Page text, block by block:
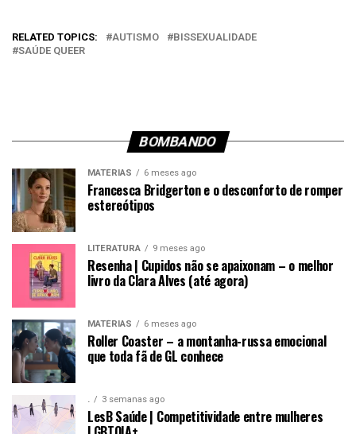
RELATED TOPICS: AUTISMO
BISSEXUALIDADE
SAÚDE QUEER
BOMBANDO
MATÉRIAS 6 meses ago
Francesca Bridgerton e o desconforto de romper
estereótipos
LITERATURA 9 meses ago
Resenha | Cupidos não se apaixonam – o melhor
livro da Clara Alves (até agora)
MATÉRIAS 6 meses ago
Roller Coaster – a montanha-russa emocional
que toda fã de GL conhece
. 3 semanas ago
LesB Saúde | Competitividade entre mulheres